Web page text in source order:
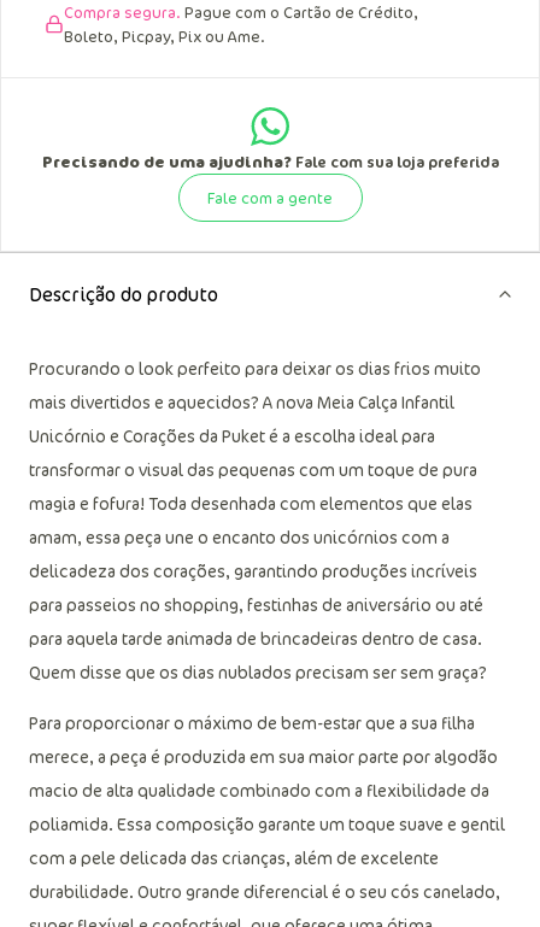
Compra segura. Pague com o Cartão de Crédito,
Boleto, Picpay, Pix ou Ame.
Precisando de uma ajudinha?Fale com sua loja preferida
Fale com a gente
Descrição do produto
Procurando o look perfeito para deixar os dias frios muito
mais divertidos e aquecidos? A nova Meia Calça Infantil
Unicórnio e Corações da Puket é a escolha ideal para
transformar o visual das pequenas com um toque de pura
magia e fofura! Toda desenhada com elementos que elas
amam, essa peça une o encanto dos unicórnios com a
delicadeza dos corações, garantindo produções incríveis
para passeios no shopping, festinhas de aniversário ou até
para aquela tarde animada de brincadeiras dentro de casa.
Quem disse que os dias nublados precisam ser sem graça?
Para proporcionar o máximo de bem-estar que a sua filha
merece, a peça é produzida em sua maior parte por algodão
macio de alta qualidade combinado com a flexibilidade da
poliamida. Essa composição garante um toque suave e gentil
com a pele delicada das crianças, além de excelente
durabilidade. Outro grande diferencial é o seu cós canelado,